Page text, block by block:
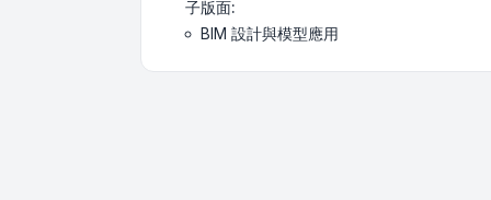
子版面:
BIM 設計與模型應用